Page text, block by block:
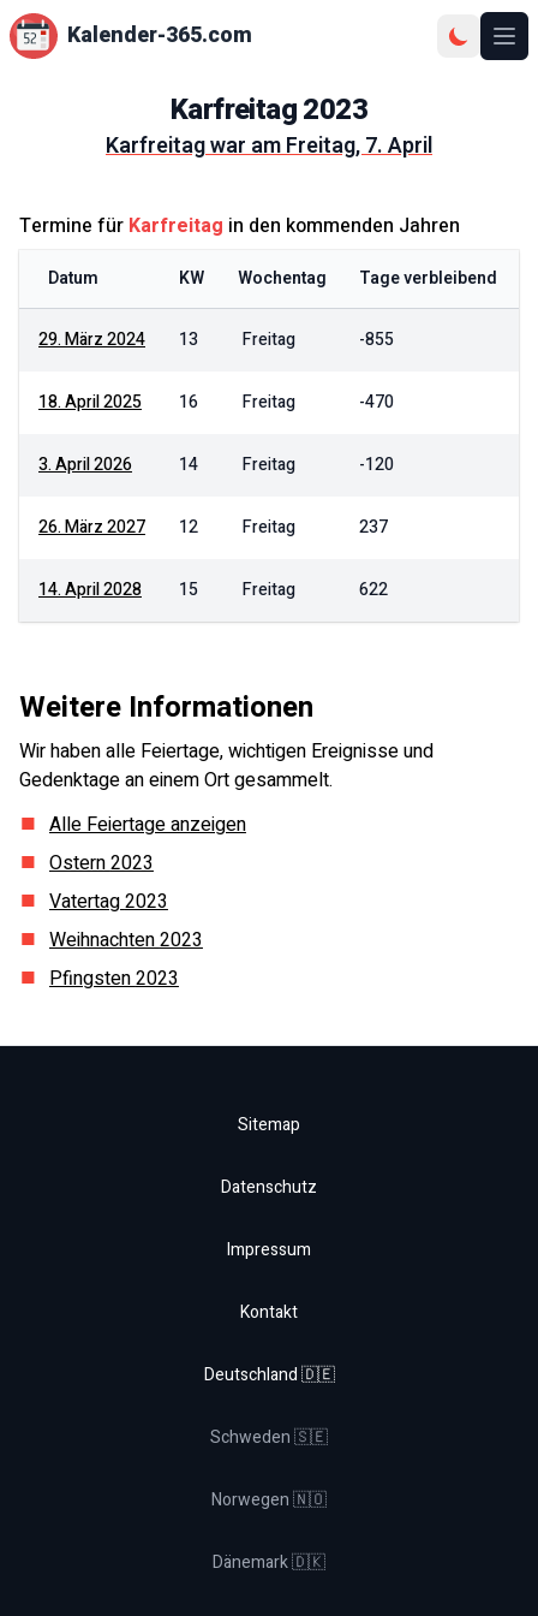
Kalender-365.com
Karfreitag2023
Karfreitagwar amFreitag, 7. April
Termine für Karfreitag in den kommenden Jahren
Datum KW Wochentag Tage verbleibend
29. März 2024 13 Freitag -855
18. April 2025 16 Freitag -470
3. April 2026 14 Freitag -120
26. März 2027 12 Freitag 237
14. April 2028 15 Freitag 622
Weitere Informationen
Wir haben alle Feiertage, wichtigen Ereignisse und
Gedenktage an einem Ort gesammelt.
Alle Feiertage anzeigen
Ostern2023
Vatertag2023
Weihnachten2023
Pfingsten2023
Sitemap
Datenschutz
Impressum
Kontakt
Deutschland 🇩🇪
Schweden 🇸🇪
Norwegen 🇳🇴
Dänemark 🇩🇰